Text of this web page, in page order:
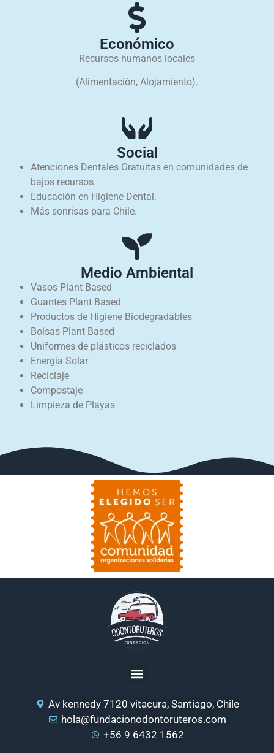
Económico
Recursos humanos locales
(Alimentación, Alojamiento).
Social
Atenciones Dentales Gratuitas en comunidades de
bajos recursos.
Educación en Higiene Dental.
Más sonrisas para Chile.
Medio Ambiental
Vasos Plant Based
Guantes Plant Based
Productos de Higiene Biodegradables
Bolsas Plant Based
Uniformes de plásticos reciclados
Energía Solar
Reciclaje
Compostaje
Limpieza de Playas
Av kennedy 7120 vitacura, Santiago, Chile
hola@fundacionodontoruteros.com
+56 9 6432 1562